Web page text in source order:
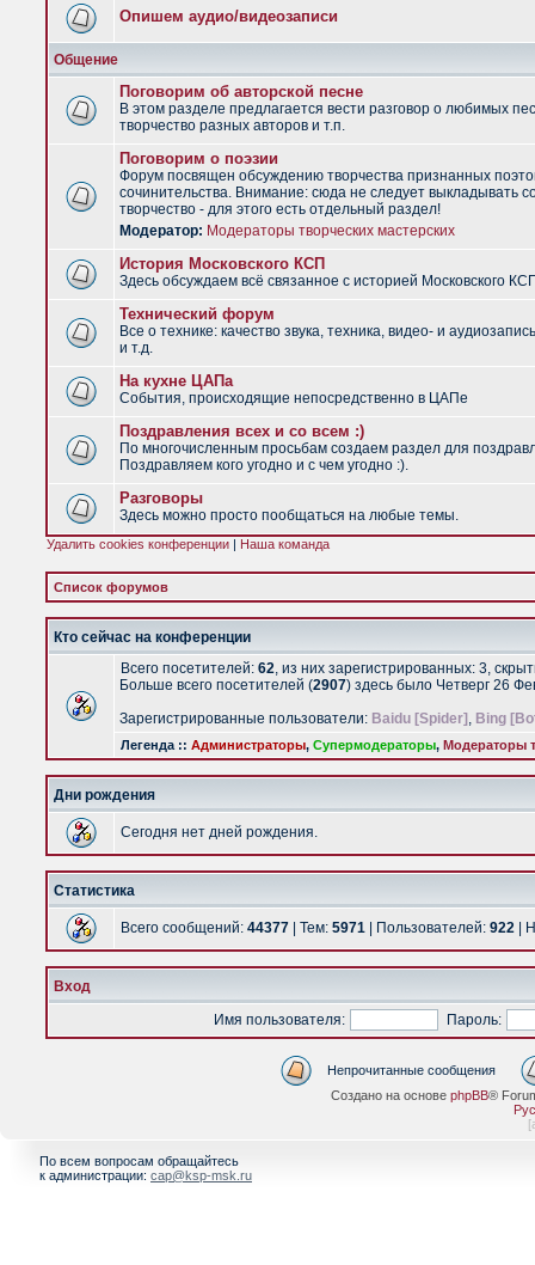
Опишем аудио/видеозаписи
Общение
Поговорим об авторской песне
В этом разделе предлагается вести разговор о любимых
творчество разных авторов и т.п.
Поговорим о поэзии
Форум посвящен обсуждению творчества признанных
сочинительства. Внимание: сюда не следует выкладывать
творчество - для этого есть отдельный раздел!
Модератор: Модераторы творческих мастерских
История Московского КСП
Здесь обсуждаем всё связанное с историей Московского
Технический форум
Все о технике: качество звука, техника, видео- и
и т.д.
На кухне ЦАПа
События, происходящие непосредственно в ЦАПе
Поздравления всех и со всем :)
По многочисленным просьбам создаем раздел для
Поздравляем кого угодно и с чем угодно :).
Разговоры
Здесь можно просто пообщаться на любые темы.
Удалить cookies конференции | Наша команда
Список форумов
Кто сейчас на конференции
Всего посетителей: 62, из них зарегистрированных: 3,
Больше всего посетителей (2907) здесь было Четверг 26
Зарегистрированные пользователи: Baidu [Spider] , Bing
Легенда :: Администраторы, Супермодераторы, Модераторы
Дни рождения
Сегодня нет дней рождения.
Статистика
Всего сообщений: 44377 | Тем: 5971 | Пользователей: 922 |
Вход
Имя пользователя:
Пароль:
Непрочитанные сообщения
Создано на основе phpBB®
[
По всем вопросам обращайтесь
к администрации: cap@ksp-msk.ru